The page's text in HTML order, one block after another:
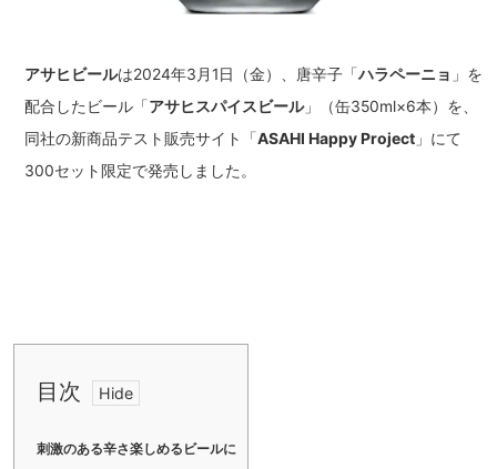
アサヒビールは2024年3月1日（金）、唐辛子「ハラペーニョ 」を
配合したビール「アサヒスパイスビール」（缶350ml×6本）を、
同社の新商品テスト販売サイト「ASAHI Happy Project 」にて
300セット限定で発売しました。
目次
刺激のある辛さ楽しめるビールに